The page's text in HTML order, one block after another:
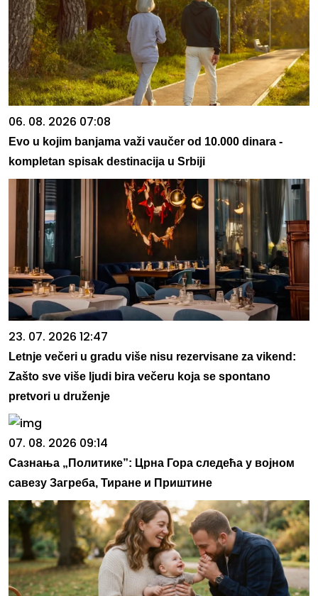
06. 08. 2026 07:08
Evo u kojim banjama važi vaučer od 10.000 dinara -
kompletan spisak destinacija u Srbiji
23. 07. 2026 12:47
Letnje večeri u gradu više nisu rezervisane za vikend:
Zašto sve više ljudi bira večeru koja se spontano
pretvori u druženje
07. 08. 2026 09:14
Сазнања „Политике”: Црна Гора следећа у војном
савезу Загреба, Тиране и Приштине